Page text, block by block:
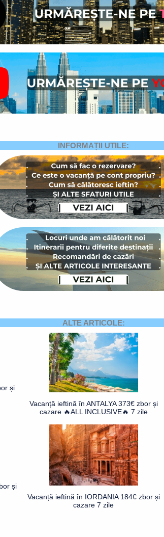
INFORMAȚII UTILE:
ALTE ARTICOLE:
și
Vacanță ieftină în ANTALYA 373€ zbor și
cazare 🔥ALL INCLUSIVE🔥 7 zile
și
Vacanță ieftină în IORDANIA 184€ zbor și
cazare 7 zile